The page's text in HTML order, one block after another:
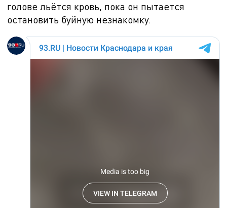
голове льётся кровь, пока он пытается
остановить буйную незнакомку.